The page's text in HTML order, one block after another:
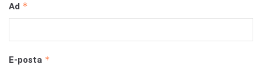
Ad *
E-posta *